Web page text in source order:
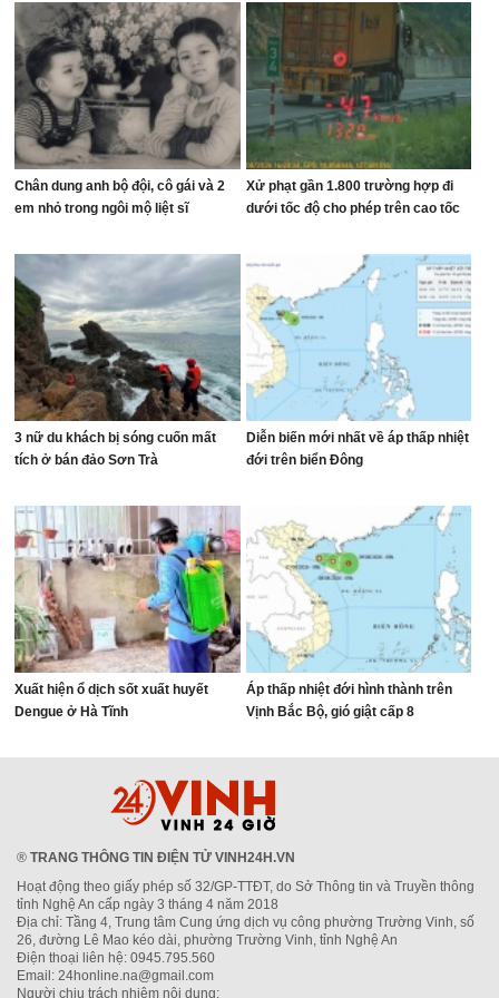
Chân dung anh bộ đội, cô gái và 2
em nhỏ trong ngôi mộ liệt sĩ
Xử phạt gần 1.800 trường hợp đi
dưới tốc độ cho phép trên cao tốc
3 nữ du khách bị sóng cuốn mất
tích ở bán đảo Sơn Trà
Diễn biến mới nhất về áp thấp nhiệt
đới trên biển Đông
Xuất hiện ổ dịch sốt xuất huyết
Dengue ở Hà Tĩnh
Áp thấp nhiệt đới hình thành trên
Vịnh Bắc Bộ, gió giật cấp 8
® TRANG THÔNG TIN ĐIỆN TỬ VINH24H.VN
Hoạt động theo giấy phép số 32/GP-TTĐT, do Sở Thông tin và Truyền thông
tỉnh Nghệ An cấp ngày 3 tháng 4 năm 2018
Địa chỉ: Tầng 4, Trung tâm Cung ứng dịch vụ công phường Trường Vinh, số
26, đường Lê Mao kéo dài, phường Trường Vinh, tỉnh Nghệ An
Điện thoại liên hệ: 0945.795.560
Email: 24honline.na@gmail.com
Người chịu trách nhiệm nội dung: